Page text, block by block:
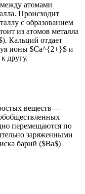
между атомами
Происходит
с образованием
из атомов металла
Кальций отдает
ионы $Ca^{2+}$ и
другу.
веществ —
перемещаются по
заряженными
барий ($Ba$)